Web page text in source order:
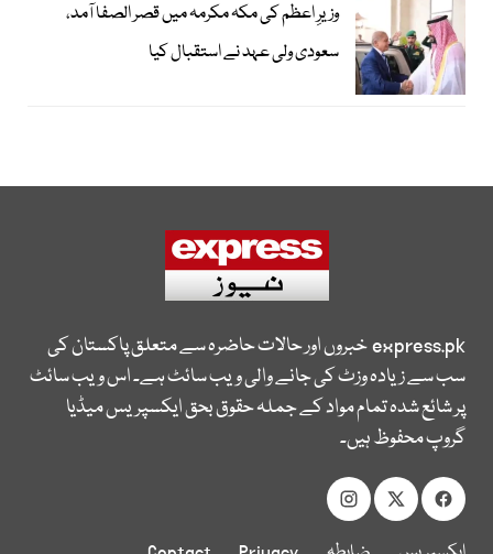
وزیرِ اعظم کی مکہ مکرمہ میں قصر الصفا آمد،
سعودی ولی عہد نے استقبال کیا
express.pkخبروں اور حالات حاضرہ سے متعلق پاکستان کی
سب سے زیادہ وزٹ کی جانے والی ویب سائٹ ہے۔ اس ویب سائٹ
پر شائع شدہ تمام مواد کے جملہ حقوق بحق ایکسپریس میڈیا
گروپ محفوظ ہیں۔